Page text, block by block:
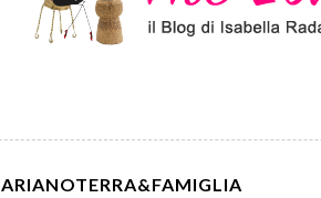
ARIANOTERRA&FAMIGLIA